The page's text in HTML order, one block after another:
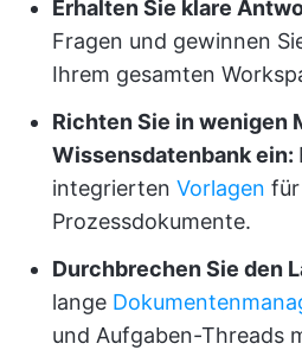
Erhalten Sie klare
Fragen und gewinnen
Ihrem gesamten
Richten Sie in wenigen
Wissensdatenbank ein:
integrierten Vorlagen für
Prozessdokumente.
Durchbrechen Sie den
lange
und Aufgaben-Threads